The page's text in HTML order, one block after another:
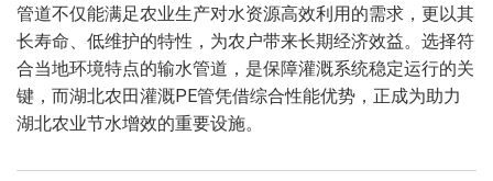
管道不仅能满足农业生产对水资源高效利用的需求，更以其
长寿命、低维护的特性，为农户带来长期经济效益。选择符
合当地环境特点的输水管道，是保障灌溉系统稳定运行的关
键，而湖北农田灌溉PE管凭借综合性能优势，正成为助力
湖北农业节水增效的重要设施。